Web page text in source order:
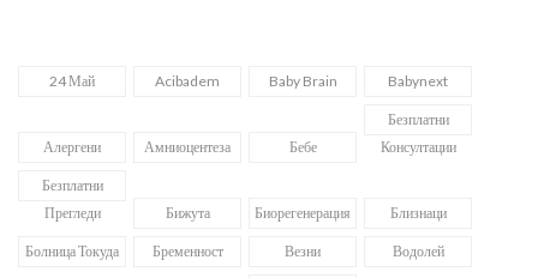
24 Май Acibadem Baby Brain Babynext
Алергени Амниоцентеза Бебе
Безплатни
Консултации
Безплатни
Прегледи
Бижута Биорегенерация Близнаци
Болница Токуда Бременност Везни Водолей